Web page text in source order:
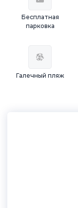
Бесплатная
парковка
Галечный пляж